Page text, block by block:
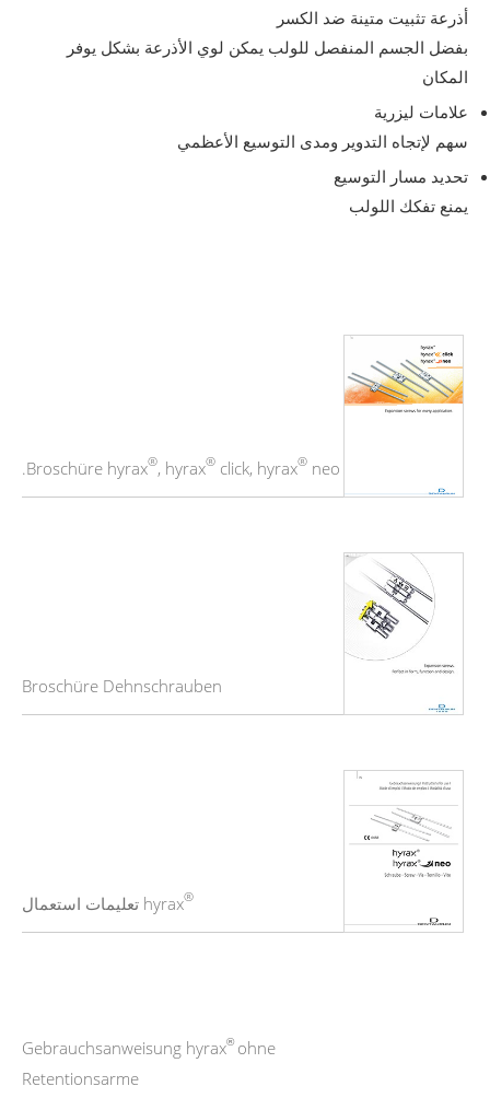
أذرعة تثبيت متينة ضد الكسر
بفضل الجسم المنفصل للولب يمكن لوي الأذرعة بشكل يوفر
المكان
علامات ليزرية
سهم لإتجاه التدوير ومدى التوسيع الأعظمي
تحديد مسار التوسيع
يمنع تفكك اللولب
Broschüre hyrax®, hyrax® click, hyrax® neo.
Broschüre Dehnschrauben
®hyrax تعليمات استعمال
Gebrauchsanweisung hyrax® ohne
Retentionsarme